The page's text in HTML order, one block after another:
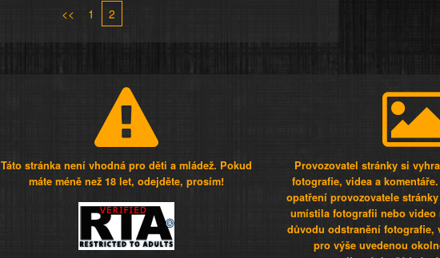
<< 1 2
Táto stránka není vhodná pro děti a mládež. Pokud
máte méně než 18 let, odejděte, prosím!
Provozovatel stránky si
fotografie, videa a
opatření provozovatele
umístila fotografii nebo video
důvodu odstranění fotografie,
pro výše uvedenou